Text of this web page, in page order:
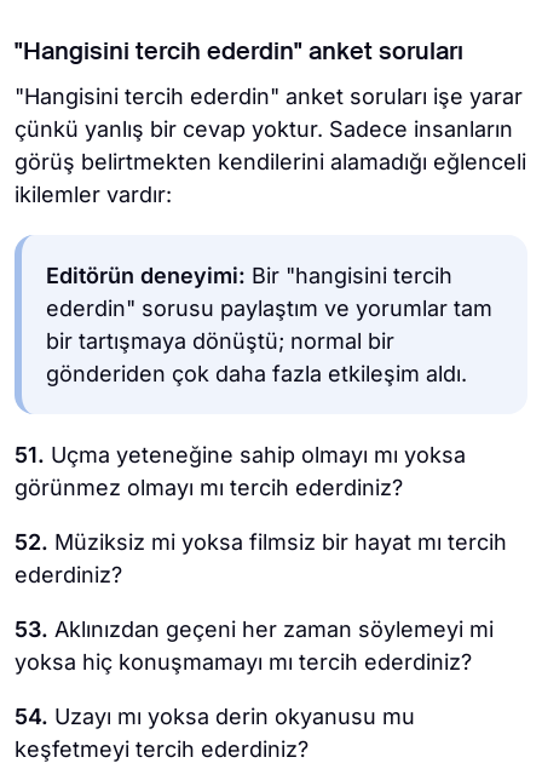
"Hangisini tercih ederdin" anket soruları
"Hangisini tercih ederdin" anket soruları işe yarar
çünkü yanlış bir cevap yoktur. Sadece insanların
görüş belirtmekten kendilerini alamadığı eğlenceli
ikilemler vardır:
Editörün deneyimi: Bir "hangisini tercih
ederdin" sorusu paylaştım ve yorumlar tam
bir tartışmaya dönüştü; normal bir
gönderiden çok daha fazla etkileşim aldı.
51. Uçma yeteneğine sahip olmayı mı yoksa
görünmez olmayı mı tercih ederdiniz?
52. Müziksiz mi yoksa filmsiz bir hayat mı tercih
ederdiniz?
53. Aklınızdan geçeni her zaman söylemeyi mi
yoksa hiç konuşmamayı mı tercih ederdiniz?
54. Uzayı mı yoksa derin okyanusu mu
keşfetmeyi tercih ederdiniz?